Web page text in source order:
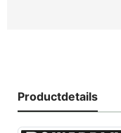
Productdetails